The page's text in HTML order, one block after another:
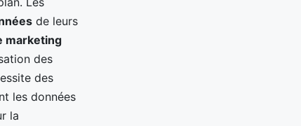
de leurs
marketing
des
des
les données
la